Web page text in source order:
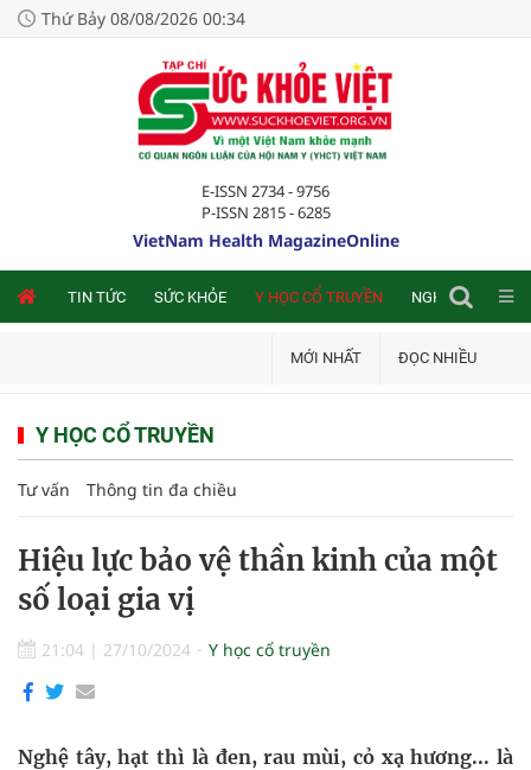
Thứ Bảy 08/08/2026 00:34
E-ISSN 2734 - 9756
P-ISSN 2815 - 6285
VietNam Health MagazineOnline
TIN TỨC SỨC KHỎE Y HỌC CỔ TRUYỀN NGHIÊN CỨU
MỚI NHẤT ĐỌC NHIỀU
Y HỌC CỔ TRUYỀN
Tư vấn Thông tin đa chiều
Hiệu lực bảo vệ thần kinh của một
số loại gia vị
21:04 | 27/10/2024 Y học cổ truyền
Nghệ tây, hạt thì là đen, rau mùi, cỏ xạ hương... là